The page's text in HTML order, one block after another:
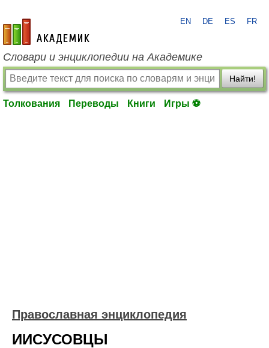
academic.ru
EN DE ES FR
Словари и энциклопедии на Академике
Найти!
Толкования Переводы Книги Игры ⚽
Православная энциклопедия
ИИСУСОВЦЫ